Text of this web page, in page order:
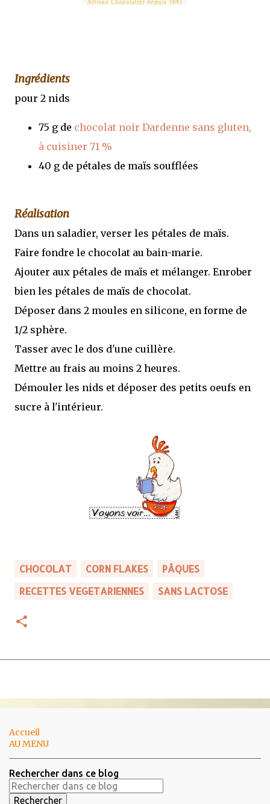
Ingrédients
pour 2 nids
75 g de chocolat noir Dardenne sans gluten,
à cuisiner 71 %
40 g de pétales de maïs soufflées
Réalisation
Dans un saladier, verser les pétales de maïs.
Faire fondre le chocolat au bain-marie.
Ajouter aux pétales de maïs et mélanger. Enrober
bien les pétales de maïs de chocolat.
Déposer dans 2 moules en silicone, en forme de
1/2 sphère.
Tasser avec le dos d'une cuillère.
Mettre au frais au moins 2 heures.
Démouler les nids et déposer des petits oeufs en
sucre à l'intérieur.
CHOCOLAT CORN FLAKES
PÂQUES
RECETTES VEGETARIENNES
SANS LACTOSE
Accueil
AU MENU
Rechercher dans ce blog